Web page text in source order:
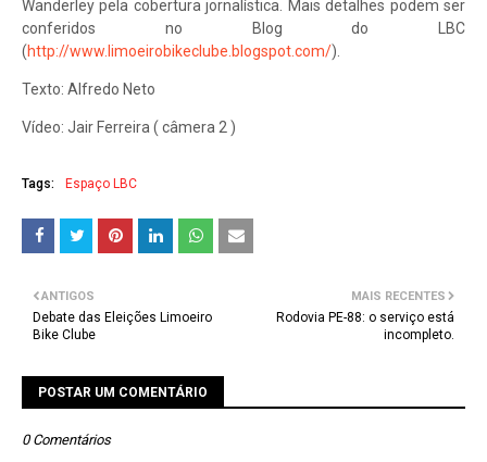
Wanderley pela cobertura jornalística. Mais detalhes podem ser
conferidos no Blog do LBC
(http://www.limoeirobikeclube.blogspot.com/).
Texto: Alfredo Neto
Vídeo: Jair Ferreira ( câmera 2 )
Tags: Espaço LBC
MAIS RECENTES
Rodovia PE-88: o serviço está
incompleto.
ANTIGOS
Debate das Eleições Limoeiro
Bike Clube
POSTAR UM COMENTÁRIO
0 Comentários